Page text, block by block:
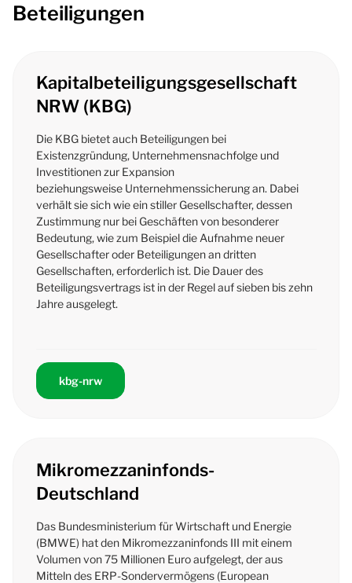
Beteiligungen
Kapitalbeteiligungsgesellschaft
NRW (KBG)
Die KBG bietet auch Beteiligungen bei
Existenzgründung, Unternehmensnachfolge und
Investitionen zur Expansion
beziehungsweise Unternehmenssicherung an. Dabei
verhält sie sich wie ein stiller Gesellschafter, dessen
Zustimmung nur bei Geschäften von besonderer
Bedeutung, wie zum Beispieldie Aufnahme neuer
Gesellschafter oder Beteiligungen an dritten
Gesellschaften, erforderlich ist. Die Dauer des
Beteiligungsvertrags ist in der Regel auf sieben bis zehn
Jahre ausgelegt.
kbg-nrw
Mikromezzaninfonds-
Deutschland
Das Bundesministerium für Wirtschaft und Energie
(BMWE) hat den Mikromezzaninfonds III mit einem
Volumen von 75 Millionen Euro aufgelegt, der aus
Mitteln des ERP-Sondervermögens (European